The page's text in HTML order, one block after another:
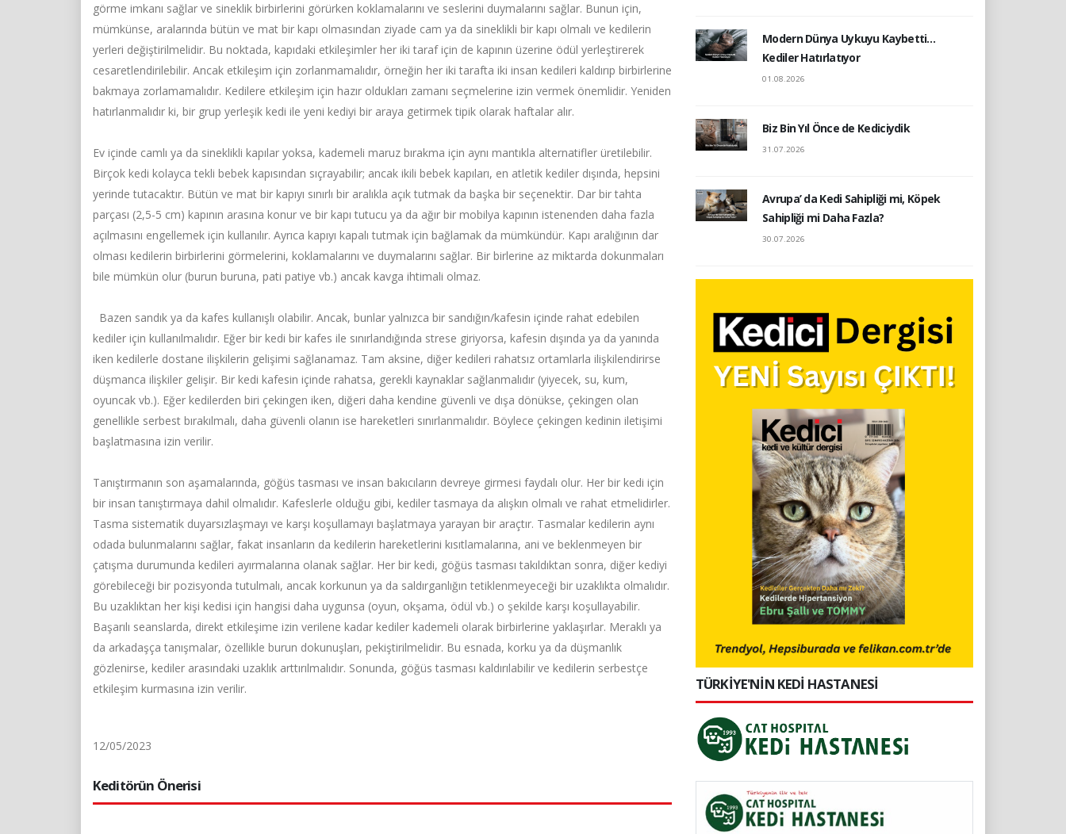
görme imkanı sağlar ve sineklik birbirlerini görürken koklamalarını ve seslerini duymalarını sağlar. Bunun için,
mümkünse, aralarında bütün ve mat bir kapı olmasından ziyade cam ya da sineklikli bir kapı olmalı ve kedilerin
yerleri değiştirilmelidir. Bu noktada, kapıdaki etkileşimler her iki taraf için de kapının üzerine ödül yerleştirerek
cesaretlendirilebilir. Ancak etkileşim için zorlanmamalıdır, örneğin her iki tarafta iki insan kedileri kaldırıp birbirlerine
bakmaya zorlamamalıdır. Kedilere etkileşim için hazır oldukları zamanı seçmelerine izin vermek önemlidir. Yeniden
hatırlanmalıdır ki, bir grup yerleşik kedi ile yeni kediyi bir araya getirmek tipik olarak haftalar alır.
Ev içinde camlı ya da sineklikli kapılar yoksa, kademeli maruz bırakma için aynı mantıkla alternatifler üretilebilir.
Birçok kedi kolayca tekli bebek kapısından sıçrayabilir; ancak ikili bebek kapıları, en atletik kediler dışında, hepsini
yerinde tutacaktır. Bütün ve mat bir kapıyı sınırlı bir aralıkla açık tutmak da başka bir seçenektir. Dar bir tahta
parçası (2,5-5 cm) kapının arasına konur ve bir kapı tutucu ya da ağır bir mobilya kapının istenenden daha fazla
açılmasını engellemek için kullanılır. Ayrıca kapıyı kapalı tutmak için bağlamak da mümkündür. Kapı aralığının dar
olması kedilerin birbirlerini görmelerini, koklamalarını ve duymalarını sağlar. Bir birlerine az miktarda dokunmaları
bile mümkün olur (burun buruna, pati patiye vb.) ancak kavga ihtimali olmaz.
Bazen sandık ya da kafes kullanışlı olabilir. Ancak, bunlar yalnızca bir sandığın/kafesin içinde rahat edebilen
kediler için kullanılmalıdır. Eğer bir kedi bir kafes ile sınırlandığında strese giriyorsa, kafesin dışında ya da yanında
iken kedilerle dostane ilişkilerin gelişimi sağlanamaz. Tam aksine, diğer kedileri rahatsız ortamlarla ilişkilendirirse
düşmanca ilişkiler gelişir. Bir kedi kafesin içinde rahatsa, gerekli kaynaklar sağlanmalıdır (yiyecek, su, kum,
oyuncak vb.). Eğer kedilerden biri çekingen iken, diğeri daha kendine güvenli ve dışa dönükse, çekingen olan
genellikle serbest bırakılmalı, daha güvenli olanın ise hareketleri sınırlanmalıdır. Böylece çekingen kedinin iletişimi
başlatmasına izin verilir.
Tanıştırmanın son aşamalarında, göğüs tasması ve insan bakıcıların devreye girmesi faydalı olur. Her bir kedi için
bir insan tanıştırmaya dahil olmalıdır. Kafeslerle olduğu gibi, kediler tasmaya da alışkın olmalı ve rahat etmelidirler.
Tasma sistematik duyarsızlaşmayı ve karşı koşullamayı başlatmaya yarayan bir araçtır. Tasmalar kedilerin aynı
odada bulunmalarını sağlar, fakat insanların da kedilerin hareketlerini kısıtlamalarına, ani ve beklenmeyen bir
çatışma durumunda kedileri ayırmalarına olanak sağlar. Her bir kedi, göğüs tasması takıldıktan sonra, diğer kediyi
görebileceği bir pozisyonda tutulmalı, ancak korkunun ya da saldırganlığın tetiklenmeyeceği bir uzaklıkta olmalıdır.
Bu uzaklıktan her kişi kedisi için hangisi daha uygunsa (oyun, okşama, ödül vb.) o şekilde karşı koşullayabilir.
Başarılı seanslarda, direkt etkileşime izin verilene kadar kediler kademeli olarak birbirlerine yaklaşırlar. Meraklı ya
da arkadaşça tanışmalar, özellikle burun dokunuşları, pekiştirilmelidir. Bu esnada, korku ya da düşmanlık
gözlenirse, kediler arasındaki uzaklık arttırılmalıdır. Sonunda, göğüs tasması kaldırılabilir ve kedilerin serbestçe
etkileşim kurmasına izin verilir.
12/05/2023
Keditörün Önerisi
Modern Dünya Uykuyu Kaybetti…
Kediler Hatırlatıyor
01.08.2026
Biz Bin Yıl Önce de Kediciydik
31.07.2026
Avrupa’ da Kedi Sahipliği mi, Köpek
Sahipliği mi Daha Fazla?
30.07.2026
TÜRKİYE'NİN KEDİ HASTANESİ